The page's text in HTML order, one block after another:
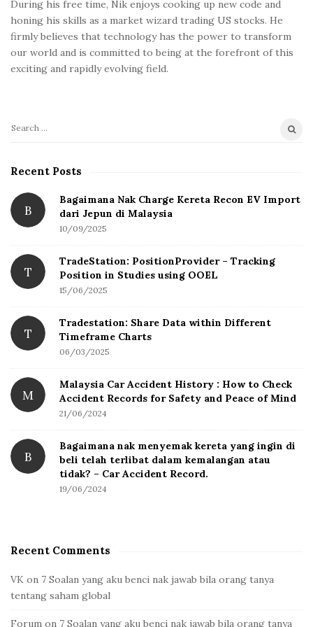
During his free time, Nik enjoys cooking up new code and
honing his skills as a market wizard trading US stocks. He
firmly believes that technology has the power to transform
our world and is committed to being at the forefront of this
exciting and rapidly evolving field.
S
a
c
h
r
:
Recent Posts
B
Bagaimana Nak Charge Kereta Recon EV Import
dari Jepun di Malaysia
10/09/2025
T
TradeStation: PositionProvider – Tracking
Position in Studies using OOEL
15/06/2025
T
Tradestation: Share Data within Different
Timeframe Charts
06/03/2025
M
Malaysia Car Accident History : How to Check
Accident Records for Safety and Peace of Mind
21/06/2024
B
Bagaimana nak menyemak kereta yang ingin di
beli telah terlibat dalam kemalangan atau
tidak? – Car Accident Record.
19/06/2024
Recent Comments
VK on 7 Soalan yang aku benci nak jawab bila orang tanya
tentang saham global
Forum on 7 Soalan yang aku benci nak jawab bila orang tanya